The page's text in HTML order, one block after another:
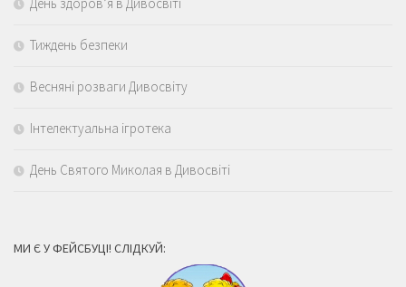
День здоров’я в Дивосвіті
Тиждень безпеки
Весняні розваги Дивосвіту
Інтелектуальна ігротека
День Святого Миколая в Дивосвіті
МИ Є У ФЕЙСБУЦІ! СЛІДКУЙ: